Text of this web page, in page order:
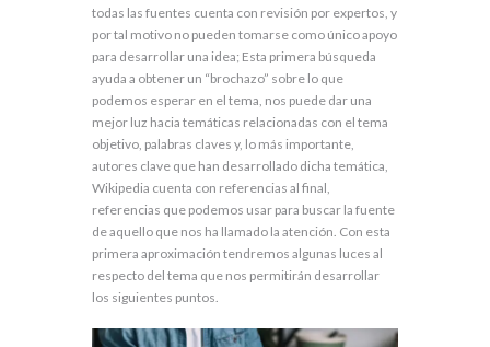
todas las fuentes cuenta con revisión por expertos, y
por tal motivo no pueden tomarse como único apoyo
para desarrollar una idea; Esta primera búsqueda
ayuda a obtener un “brochazo” sobre lo que
podemos esperar en el tema, nos puede dar una
mejor luz hacia temáticas relacionadas con el tema
objetivo, palabras claves y, lo más importante,
autores clave que han desarrollado dicha temática,
Wikipedia cuenta con referencias al final,
referencias que podemos usar para buscar la fuente
de aquello que nos ha llamado la atención. Con esta
primera aproximación tendremos algunas luces al
respecto del tema que nos permitirán desarrollar
los siguientes puntos.